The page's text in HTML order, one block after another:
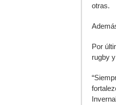
otras.
Por
rugby